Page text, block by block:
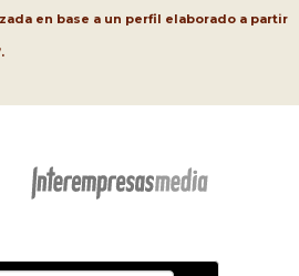
en base a un perfil elaborado a partir